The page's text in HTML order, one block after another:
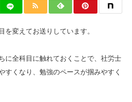
を変えてお送りしています。
に全科目に触れておくことで、社労士
すくなり、勉強のペースが掴みやすく